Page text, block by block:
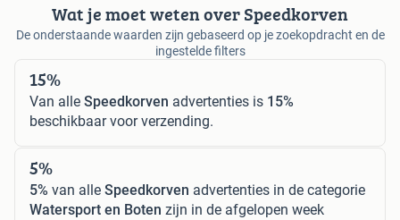
Wat je moet weten over Speedkorven
De onderstaande waarden zijn gebaseerd op je zoekopdracht en de
ingestelde filters
15%
Van alle Speedkorven advertenties is 15%
beschikbaar voor verzending.
5%
5% van alle Speedkorven advertenties in de categorie
Watersport en Boten zijn in de afgelopen week